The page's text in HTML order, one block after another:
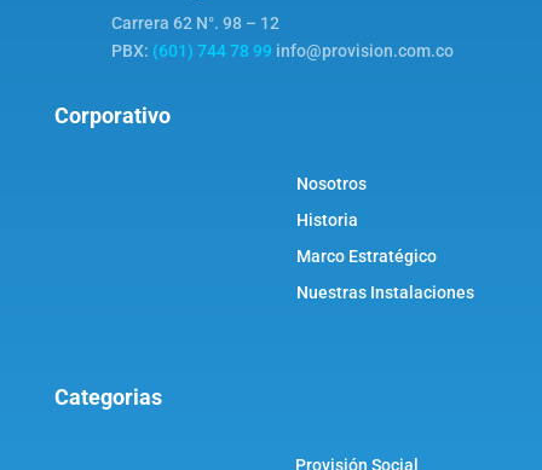
Carrera 62 N°. 98 – 12
PBX: (601) 744 78 99 info@provision.com.co
Corporativo
Nosotros
Historia
Marco Estratégico
Nuestras Instalaciones
Categorias
Provisión Social